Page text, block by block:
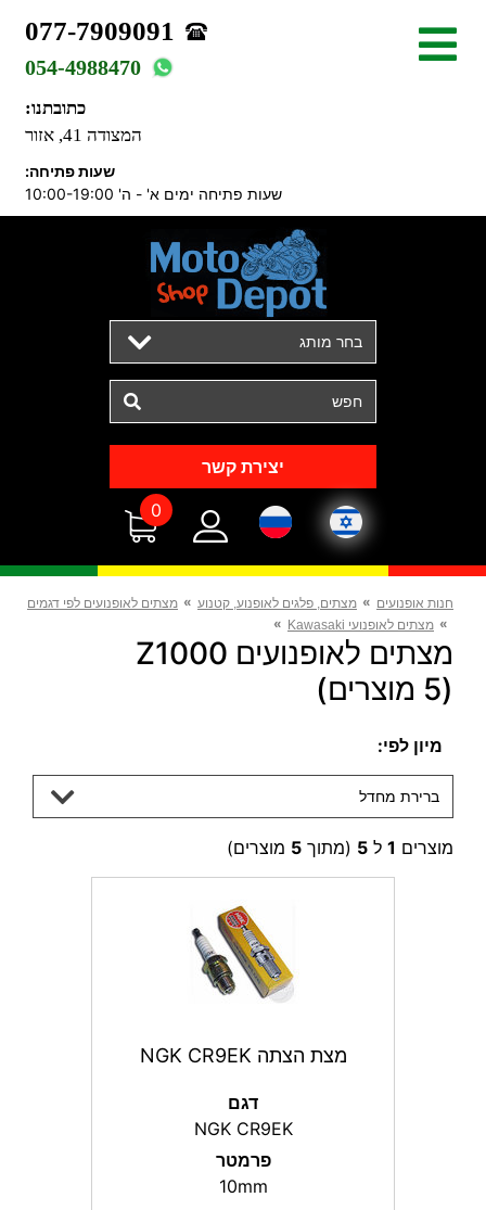
077-7909091
054-4988470
כתובתנו:
המצודה 41, אזור
שעות פתיחה:
שעות פתיחה ימים א' - ה' 10:00-19:00
בחר מותג
יצירת קשר
0
חנות אופנועים » מצתים, פלגים לאופנוע, קטנוע » מצתים לאופנועים לפי דגמים
» מצתים לאופנועי Kawasaki »
מצתים לאופנועים Z1000
(5 מוצרים)
מיון לפי:
ברירת מחדל
מוצרים 1 ל 5 (מתוך 5 מוצרים)
מצת הצתה NGK CR9EK
דגם
NGK CR9EK
פרמטר